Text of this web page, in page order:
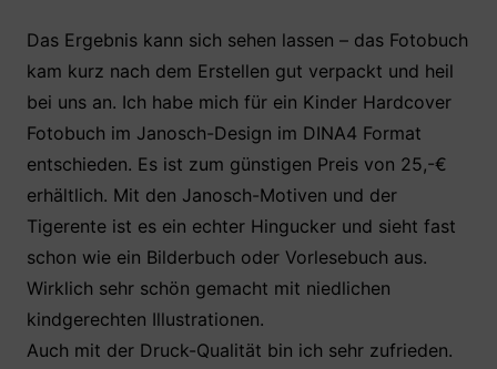
Das Ergebnis kann sich sehen lassen – das Fotobuch
kam kurz nach dem Erstellen gut verpackt und heil
bei uns an. Ich habe mich für ein Kinder Hardcover
Fotobuch im Janosch-Design im DINA4 Format
entschieden. Es ist zum günstigen Preis von 25,-€
erhältlich. Mit den Janosch-Motiven und der
Tigerente ist es ein echter Hingucker und sieht fast
schon wie ein Bilderbuch oder Vorlesebuch aus.
Wirklich sehr schön gemacht mit niedlichen
kindgerechten Illustrationen.
Auch mit der Druck-Qualität bin ich sehr zufrieden.